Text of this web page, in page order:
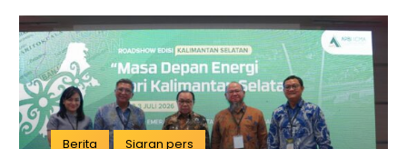
Berita Siaran pers